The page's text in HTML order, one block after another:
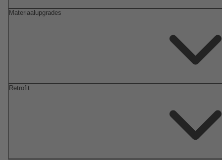
Materiaalupgrades
Retrofit